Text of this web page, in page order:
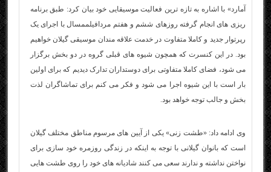
آمارد» با اشاره به تازه ترین فعالیت موسیقایی خود بیان کرد: طبق برنامه
ریزی های انجام گرفته روزهای ششم و هفتم مردا فیلممسال با اجرای یک
رپرتوار جدید و کاملا متفاوت در خدمت علاقه مندان موسیقی گیلان خواهیم
بود. در این کنسرت که همچون شیوه های قبلی گروه در دو بخش برگزار
می شود، فضای کاملا متفاوتی برای دوستداران تدارک دیدیم که برای اولین
بار است با این شیوه اجرا می شود و فکر می کنم برای تماشاگران لذت
بخش و جالب توجه خواهد بود.
وی ادامه داد: «طشت زنی» یکی از آیین های مرسوم مناطق مختلف گیلان
است که بانوان گیلانی با توجه به اینکه در زندگی روزمره خود سازی برای
نواختن نداشته و ندارند سعی می کنند شادیانه های خود را روی طشت هایی